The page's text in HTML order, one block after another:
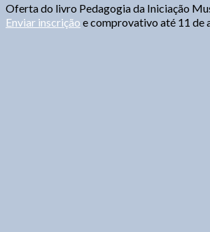
Oferta do livro Pedagogia da Iniciação
Enviar inscrição e comprovativo até 11 de